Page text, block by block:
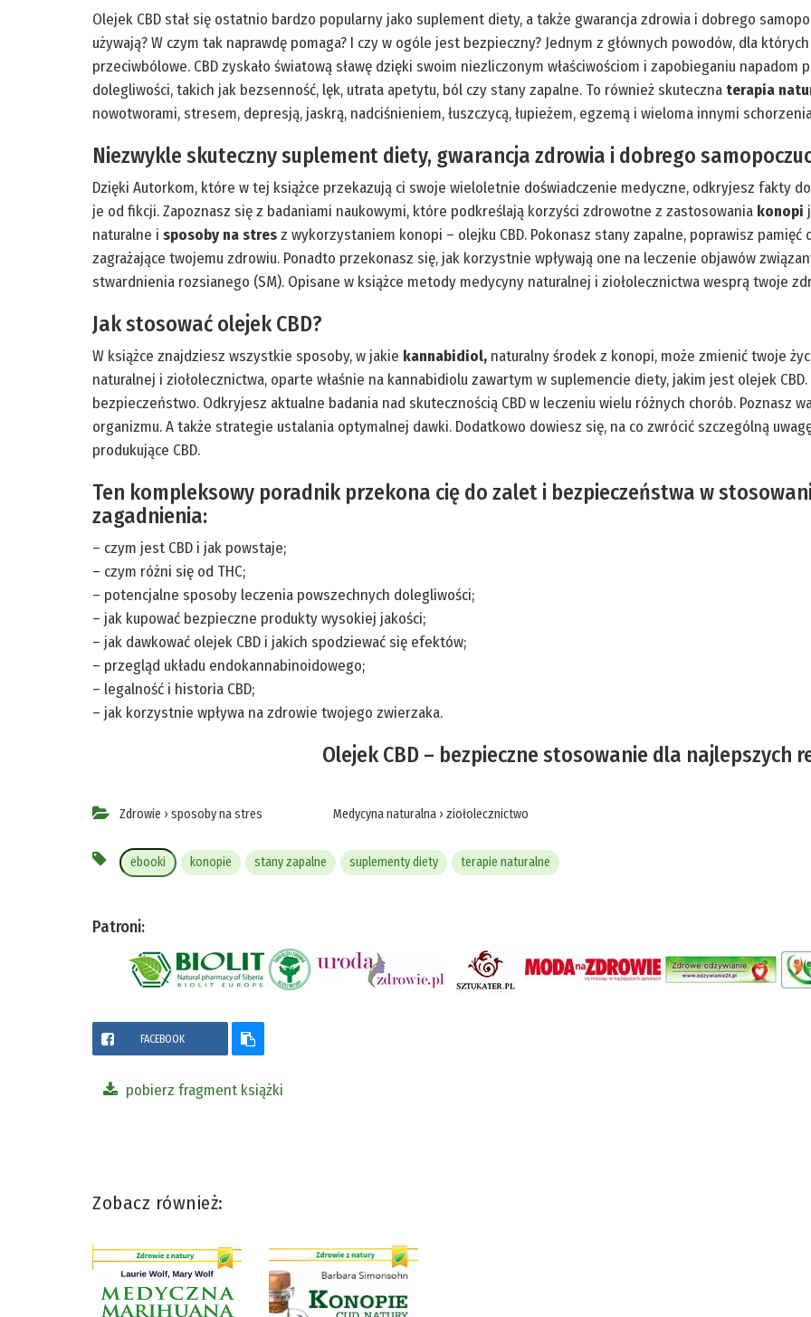
Olejek CBD stał się ostatnio bardzo popularny jako suplement diety, a także gwarancja zdrowia i dobrego
używają? W czym tak naprawdę pomaga? I czy w ogóle jest bezpieczny? Jednym z głównych powodów, dla
przeciwbólowe. CBD zyskało światową sławę dzięki swoim niezliczonym właściwościom i zapobieganiu napadom
dolegliwości, takich jak bezsenność, lęk, utrata apetytu, ból czy stany zapalne. To również skuteczna terapia
nowotworami, stresem, depresją, jaskrą, nadciśnieniem, łuszczycą, łupieżem, egzemą i wieloma innymi
Niezwykle skuteczny suplement diety, gwarancja zdrowia i dobrego
Dzięki Autorkom, które w tej książce przekazują ci swoje wieloletnie doświadczenie medyczne, odkryjesz fakty
je od fikcji. Zapoznasz się z badaniami naukowymi, które podkreślają korzyści zdrowotne z zastosowania konopi
naturalne i sposoby na stresz wykorzystaniem konopi – olejku CBD. Pokonasz stany zapalne, poprawisz
zagrażające twojemu zdrowiu. Ponadto przekonasz się, jak korzystnie wpływają one na leczenie objawów
stwardnienia rozsianego (SM). Opisane w książce metody medycyny naturalnej i ziołolecznictwa wesprą twoje
Jak stosować olejek CBD?
W książce znajdziesz wszystkie sposoby, w jakie kannabidiol, naturalny środek z konopi, może zmienić twoje
naturalnej i ziołolecznictwa, oparte właśnie na kannabidiolu zawartym w suplemencie diety, jakim jest olejek
bezpieczeństwo. Odkryjesz aktualne badania nad skutecznością CBD w leczeniu wielu różnych chorób. Poznasz
organizmu. A także strategie ustalania optymalnej dawki. Dodatkowo dowiesz się, na co zwrócić szczególną
produkujące CBD.
Ten kompleksowy poradnik przekona cię do zalet i bezpieczeństwa w
zagadnienia:
– czym jest CBD i jak powstaje;
– czym różni się od THC;
– potencjalne sposoby leczenia powszechnych dolegliwości;
– jak kupować bezpieczne produkty wysokiej jakości;
– jak dawkować olejek CBD i jakich spodziewać się efektów;
– przegląd układu endokannabinoidowego;
– legalność i historia CBD;
– jak korzystnie wpływa na zdrowie twojego zwierzaka.
Olejek CBD – bezpieczne stosowanie dla najlepszych
Zdrowie › sposoby na stres Medycyna naturalna › ziołolecznictwo
ebooki konopie stany zapalne suplementy diety terapie naturalne
Patroni:
FACEBOOK
pobierz fragment książki
Zobacz również: